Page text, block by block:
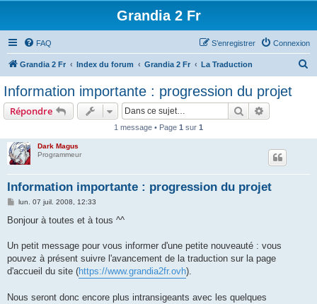
Grandia 2 Fr
FAQ Connexion
S’enregistrer
Grandia 2 Fr Index du forum Grandia 2 Fr La Traduction
Information importante : progression du projet
Répondre Rechercher
1 message • Page 1 sur 1
Dark Magus
Programmeur
Information importante : progression du projet
M
s
g
lun. 07 juil. 2008, 12:33
Bonjour à toutes et à tous ^^
Un petit message pour vous informer d'une petite nouveauté : vous
pouvez à présent suivre l'avancement de la traduction sur la page
d'accueil du site (https://www.grandia2fr.ovh).
Nous seront donc encore plus intransigeants avec les quelques